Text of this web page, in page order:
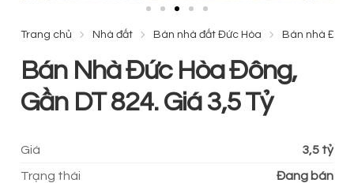
Trang chủ Nhà đất Bán nhà đất Đức Hòa Bán nhà Đức
Bán Nhà Đức Hòa Đông,
Gần DT 824. Giá 3,5 Tỷ
Giá 3,5 tỷ
Trạng thái Đang bán